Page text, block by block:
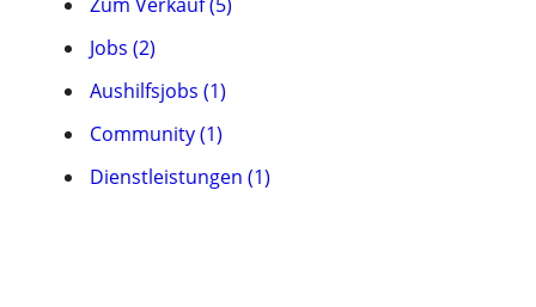
Jobs (2)
Aushilfsjobs (1)
Community (1)
Dienstleistungen (1)